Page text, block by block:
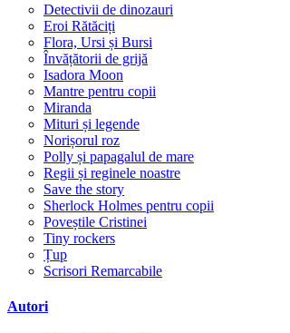
Detectivii de dinozauri
Eroi Rătăciți
Flora, Ursi și Bursi
Învățătorii de grijă
Isadora Moon
Mantre pentru copii
Miranda
Mituri și legende
Norișorul roz
Polly și papagalul de mare
Regii și reginele noastre
Save the story
Sherlock Holmes pentru copii
Poveștile Cristinei
Tiny rockers
Țup
Scrisori Remarcabile
Autori